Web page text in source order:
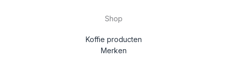
Shop
Koffie producten
Merken